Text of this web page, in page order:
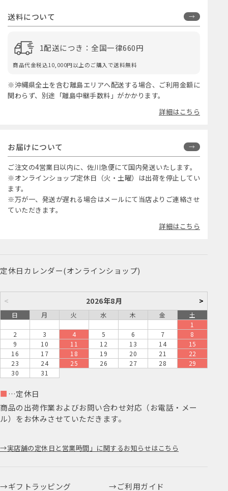
送料について
1配送につき：全国一律660円
商品代金税込10,000円以上のご購入で送料無料
※沖縄県全土を含む離島エリアへ配送する場合、ご利用金額に
関わらず、別途「離島中継手数料」がかかります。
詳細はこちら
お届けについて
ご注文の4営業日以内に、佐川急便にて国内発送いたします。
※オンラインショップ定休日（火・土曜）は出荷を停止してい
ます。
※万が一、発送が遅れる場合はメールにて当店よりご連絡させ
ていただきます。
詳細はこちら
定休日カレンダー(オンラインショップ)
< 2026年8月 >
日 月 火 水 木 金
土
1
2
3 4 5 6 7
8
9
10 11 12 13 14
15
16
17 18 19 20 21
22
23
24 25 26 27 28
29
30
31
■ …定休日
商品の出荷作業およびお問い合わせ対応（お電話・メー
ル）をお休みさせていただきます。
実店舗の定休日と営業時間」に関するお知らせはこちら
ギフトラッピング
ご利用ガイド